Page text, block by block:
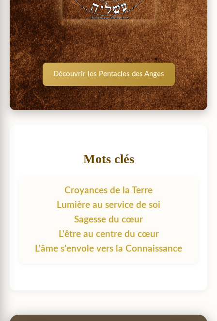
Découvrir les Pentacles des Anges
Mots clés
Croyances de la Terre
Lumière au service de soi
Sagesse du cœur
L'être au centre du cœur
L'âme s'envole vers la Connaissance